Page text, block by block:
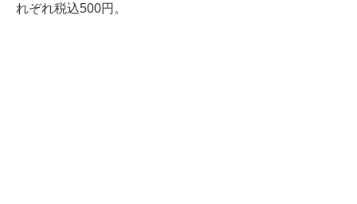
れぞれ税込500円。